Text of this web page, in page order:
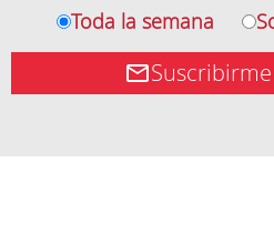
Toda la semana